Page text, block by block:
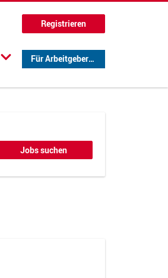
Registrieren
Für Arbeitgeber